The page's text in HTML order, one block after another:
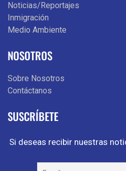
Noticias/Reportajes
Inmigración
Medio Ambiente
NOSOTROS
Sobre Nosotros
Contáctanos
SUSCRÍBETE
Si deseas recibir nuestras